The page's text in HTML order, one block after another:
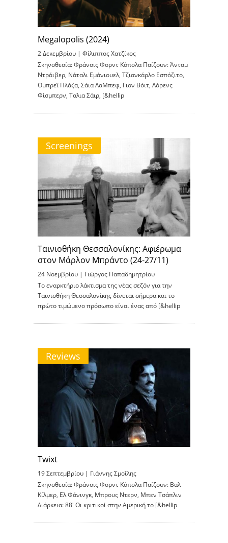
Megalopolis (2024)
2 Δεκεμβρίου | Φίλιππος Χατζίκος
Σκηνοθεσία: Φράνσις Φορντ Κόπολα Παίζουν: Άνταμ
Ντράιβερ, Νάταλι Εμάνιουελ, Τζιανκάρλο Εσπόζιτο,
Ομπρεϊ Πλάζα, Σάια ΛαΜπεφ, Γιον Βόιτ, Λόρενς
Φίσμπερν, Ταλια Σάιρ, [&hellip
Screenings
Ταινιοθήκη Θεσσαλονίκης: Αφιέρωμα
στον Μάρλον Μπράντο (24-27/11)
24 Νοεμβρίου | Γιώργος Παπαδημητρίου
Το εναρκτήριο λάκτισμα της νέας σεζόν για την
Ταινιοθήκη Θεσσαλονίκης δίνεται σήμερα και το
πρώτο τιμώμενο πρόσωπο είναι ένας από [&hellip
Reviews
Twixt
19 Σεπτεμβρίου | Γιάννης Σμοΐλης
Σκηνοθεσία: Φράνσις Φορντ Κόπολα Παίζουν: Βαλ
Κίλμερ, Ελ Φάνινγκ, Μπρους Ντερν, Μπεν Τσάπλιν
Διάρκεια: 88′ Οι κριτικοί στην Αμερική το [&hellip